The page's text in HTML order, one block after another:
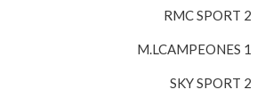
RMC SPORT 2
M.LCAMPEONES 1
SKY SPORT 2